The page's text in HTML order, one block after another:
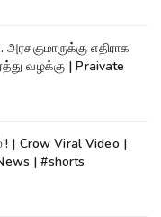
எதிராக
வழக்கு | Praivate
| Crow Viral Video |
| #shorts